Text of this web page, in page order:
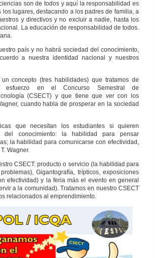
son de todos y aquí la responsabilidad es
los lugares, destacando a los padres de familia, a
y directivos y no excluir a nadie, hasta los
La educación de responsabilidad de todos.
país y no habrá sociedad del conocimiento,
a nuestra identidad nacional y nuestros
concepto (tres habilidades) que tratamos de
esfuerzo en el Concurso Semestral de
(CSECT) y que tiene que ver con los
cuando habla de prosperar en la sociedad
que necesitan los estudiantes si quieren
del conocimiento: la habilidad para pensar
la habilidad para comunicarse con efectividad,
Wagner.
CSECT: producto o servicio (la habilidad para
Gigantografía, trípticos, exposiciones
efectividad) y la feria más el evento en general
a la comunidad). Tratamos en nuestro CSECT
relacionados al emprendimiento.